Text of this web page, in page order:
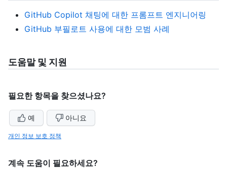
GitHub Copilot 채팅에 대한 프롬프트 엔지니어링
GitHub 부필로트 사용에 대한 모범 사례
도움말 및 지원
필요한 항목을 찾으셨나요?
예 아니요
개인 정보 보호 정책
계속 도움이 필요하세요?